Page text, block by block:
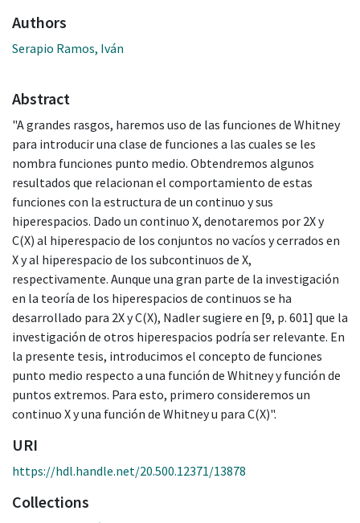
Authors
Serapio Ramos, Iván
Abstract
"A grandes rasgos, haremos uso de las funciones de Whitney
para introducir una clase de funciones a las cuales se les
nombra funciones punto medio. Obtendremos algunos
resultados que relacionan el comportamiento de estas
funciones con la estructura de un continuo y sus
hiperespacios. Dado un continuo X, denotaremos por 2X y
C(X) al hiperespacio de los conjuntos no vacíos y cerrados en
X y al hiperespacio de los subcontinuos de X,
respectivamente. Aunque una gran parte de la investigación
en la teoría de los hiperespacios de continuos se ha
desarrollado para 2X y C(X), Nadler sugiere en [9, p. 601] que la
investigación de otros hiperespacios podría ser relevante. En
la presente tesis, introducimos el concepto de funciones
punto medio respecto a una función de Whitney y función de
puntos extremos. Para esto, primero consideremos un
continuo X y una función de Whitney u para C(X)".
URI
https://hdl.handle.net/20.500.12371/13878
Collections